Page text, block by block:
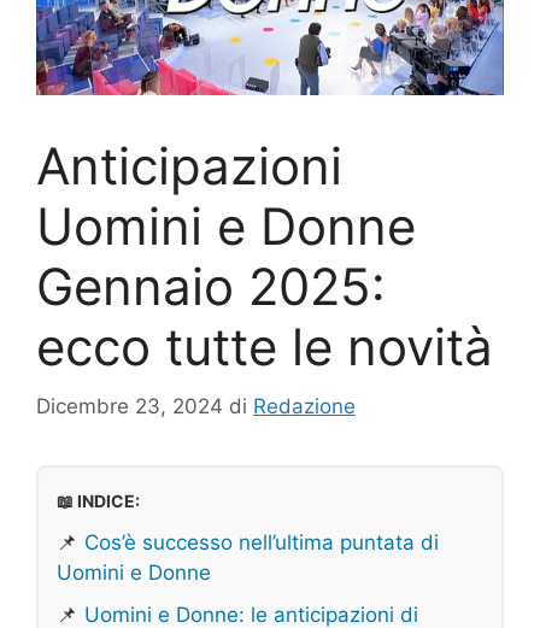
Anticipazioni
Uomini e Donne
Gennaio 2025:
ecco tutte le novità
Dicembre 23, 2024 di Redazione
📖 INDICE:
📌 Cos’è successo nell’ultima puntata di
Uomini e Donne
📌 Uomini e Donne: le anticipazioni di